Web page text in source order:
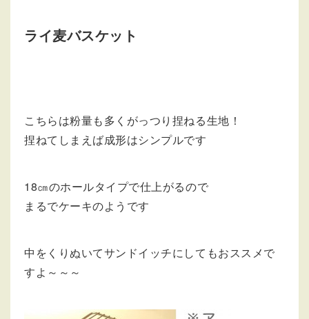
ライ麦バスケット
こちらは粉量も多くがっつり捏ねる生地！
捏ねてしまえば成形はシンプルです
18㎝のホールタイプで仕上がるので
まるでケーキのようです
中をくりぬいてサンドイッチにしてもおススメで
すよ～～～